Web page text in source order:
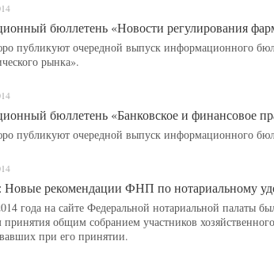
бюллетень «Новости регулирования
публикуют очередной выпуск информационного
рынка».
бюллетень «Банковское и финансовое
публикуют очередной выпуск информационного
Новые рекомендации ФНП по нотариальному
года на сайте Федеральной нотариальной палаты
принятия общим собранием участников
при его принятии.